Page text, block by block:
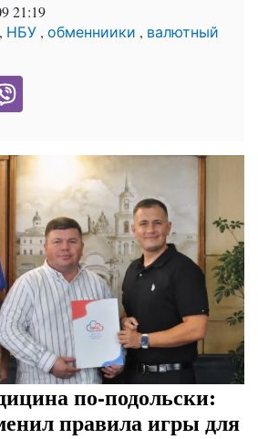
21:19
, НБУ , обменниики , валютный
по-подольски:
правила игры для